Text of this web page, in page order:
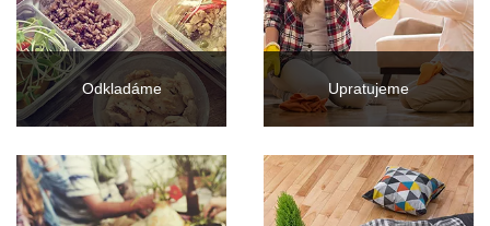
Odkladáme Upratujeme